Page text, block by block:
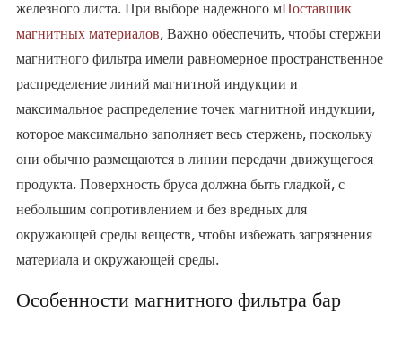
железного листа. При выборе надежного мПоставщик
магнитных материалов, Важно обеспечить, чтобы стержни
магнитного фильтра имели равномерное пространственное
распределение линий магнитной индукции и
максимальное распределение точек магнитной индукции,
которое максимально заполняет весь стержень, поскольку
они обычно размещаются в линии передачи движущегося
продукта. Поверхность бруса должна быть гладкой, с
небольшим сопротивлением и без вредных для
окружающей среды веществ, чтобы избежать загрязнения
материала и окружающей среды.
Особенности магнитного фильтра бар